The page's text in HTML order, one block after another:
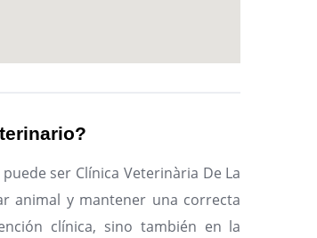
ser Clínica Veterinària De La
animal y mantener una correcta
clínica, sino también en la